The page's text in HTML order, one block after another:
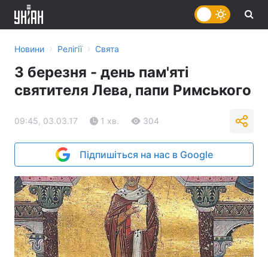
Новини › Релігії › Свята
3 березня - день пам'яті
святителя Лева, папи Римського
09:45, 03.03.17 1 хв. 304
Підпишіться на нас в Google